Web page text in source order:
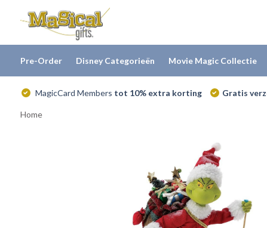
Pre-Order Disney Categorieën Movie Magic Collectie
MagicCard Members tot 10% extra korting Gratis
Home